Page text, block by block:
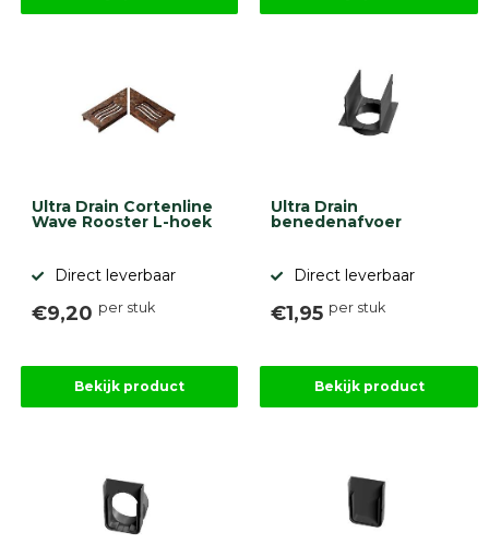
Ultra Drain Cortenline
Wave Rooster L-hoek
Direct leverbaar
€9,20 per stuk
Bekijk product
Ultra Drain
benedenafvoer
Direct leverbaar
€1,95 per stuk
Bekijk product